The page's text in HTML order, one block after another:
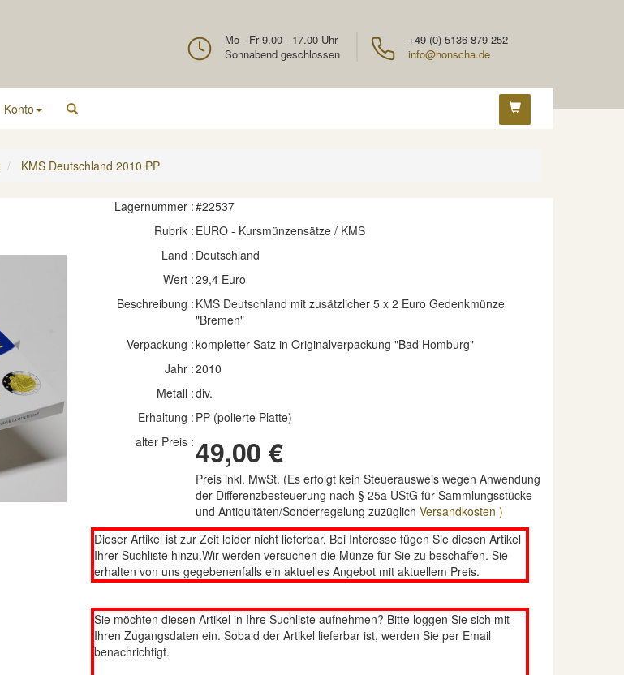
+49 (0) 5136 879 252
info@honscha.de
Mo - Fr 9.00 - 17.00 Uhr
Sonnabend geschlossen
Konto
KMS Deutschland 2010 PP
Lagernummer :#22537
Rubrik : EURO - Kursmünzensätze / KMS
Land : Deutschland
Wert :29,4 Euro
Beschreibung : KMS Deutschland mit zusätzlicher 5 x 2 Euro Gedenkmünze
"Bremen"
Verpackung :kompletter Satz in Originalverpackung "Bad Homburg"
Jahr :2010
Metall :div.
Erhaltung : PP (polierte Platte)
alter Preis :49,00 €
Preis inkl. MwSt. (Es erfolgt kein Steuerausweis wegen Anwendung
der Differenzbesteuerung nach § 25a UStG für Sammlungsstücke
und Antiquitäten/Sonderregelung zuzüglich Versandkosten )
Dieser Artikel ist zur Zeit leider nicht lieferbar. Bei Interesse fügen Sie diesen Artikel
Ihrer Suchliste hinzu.Wir werden versuchen die Münze für Sie zu beschaffen. Sie
erhalten von uns gegebenenfalls ein aktuelles Angebot mit aktuellem Preis.
Sie möchten diesen Artikel in Ihre Suchliste aufnehmen? Bitte loggen Sie sich mit
Ihren Zugangsdaten ein. Sobald der Artikel lieferbar ist, werden Sie per Email
benachrichtigt.